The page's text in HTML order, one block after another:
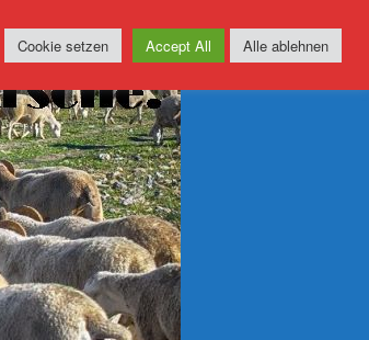
Cookie setzen Accept All Alle ablehnen